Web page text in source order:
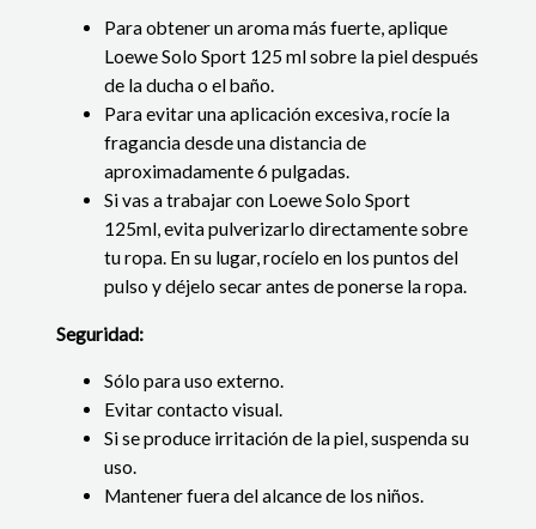
Para obtener un aroma más fuerte, aplique
Loewe Solo Sport 125 ml sobre la piel después
de la ducha o el baño.
Para evitar una aplicación excesiva, rocíe la
fragancia desde una distancia de
aproximadamente 6 pulgadas.
Si vas a trabajar con Loewe Solo Sport
125ml, evita pulverizarlo directamente sobre
tu ropa. En su lugar, rocíelo en los puntos del
pulso y déjelo secar antes de ponerse la ropa.
Seguridad:
Sólo para uso externo.
Evitar contacto visual.
Si se produce irritación de la piel, suspenda su
uso.
Mantener fuera del alcance de los niños.